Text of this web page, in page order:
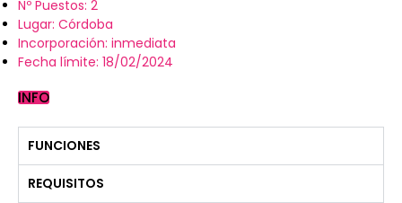
Nº Puestos: 2
Lugar: Córdoba
Incorporación: inmediata
Fecha límite: 18/02/2024
INFO
FUNCIONES
REQUISITOS